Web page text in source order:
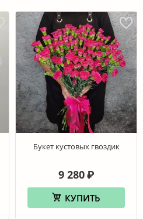
Букет кустовых гвоздик
9 280 ₽
КУПИТЬ